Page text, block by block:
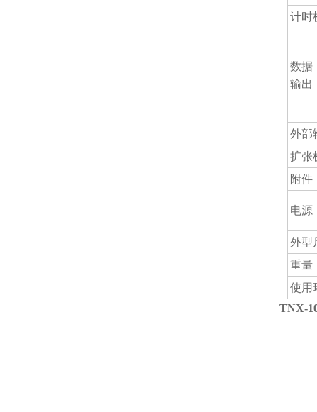
计时
数据
输出
外部
扩张
附件
电源
外型
重量
使用
TNX-